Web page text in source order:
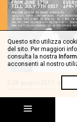
Il 28 giugno 2017, su
presentare in una
carte
Radio. Nel tentativo di
abbiamo invitato artisti
delle cartografie
Questo sito utilizza
del sito. Per maggiori
consulta la nostra
acconsenti al nostro